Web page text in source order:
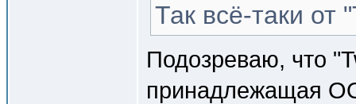
Так всё-таки от
Подозреваю, что
принадлежащая